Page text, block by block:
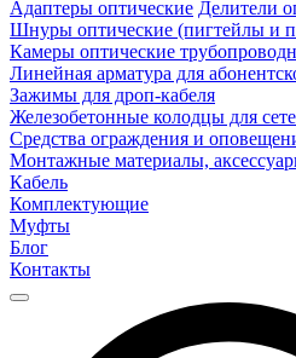
Адаптеры оптические Делители
Шнуры оптические (пигтейлы и
Камеры оптические
Линейная арматура для
Зажимы для дроп-кабеля
Железобетонные колодцы для
Средства ограждения и
Монтажные материалы,
Кабель
Комплектующие
Муфты
Блог
Контакты